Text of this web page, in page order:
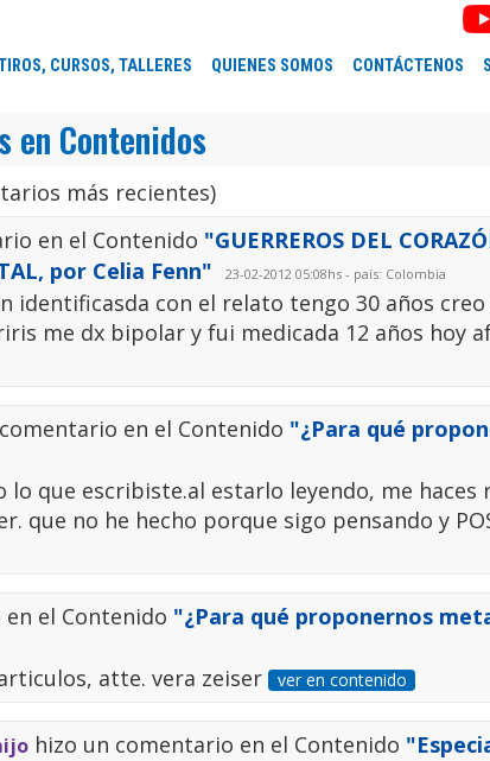
CURSOS, TALLERES QUIENES SOMOS CONTÁCTENOS
en Contenidos
más recientes)
en el Contenido "GUERREROS DEL
por Celia Fenn"
23-02-2012 05:08hs - país: Colombia
identificasda con el relato tengo 30 años
me dx bipolar y fui medicada 12 años hoy
en el Contenido "¿Para qué
lo que escribiste.al estarlo leyendo, me haces
que no he hecho porque sigo pensando y
el Contenido "¿Para qué proponernos
atte. vera zeiser ver en contenido
hizo un comentario en el Contenido